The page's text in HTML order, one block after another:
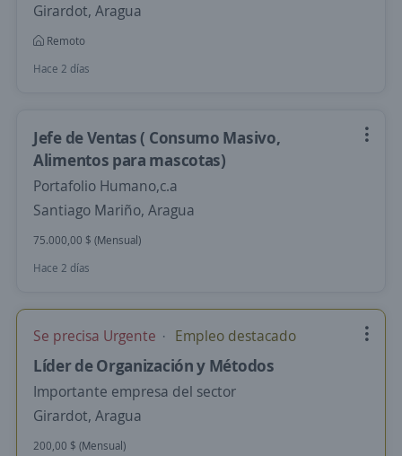
Girardot, Aragua
Remoto
Hace 2 días
Jefe de Ventas ( Consumo Masivo,
Alimentos para mascotas)
Portafolio Humano,c.a
Santiago Mariño, Aragua
75.000,00 $ (Mensual)
Hace 2 días
Se precisa Urgente Empleo destacado
Líder de Organización y Métodos
Importante empresa del sector
Girardot, Aragua
200,00 $ (Mensual)